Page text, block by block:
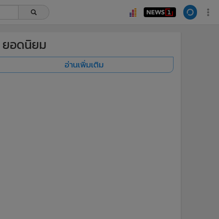
ยอดนิยม
อ่านเพิ่มเติม